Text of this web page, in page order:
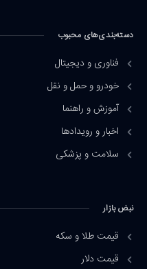
دسته‌بندی‌های محبوب
فناوری و دیجیتال
خودرو و حمل و نقل
آموزش و راهنما
اخبار و رویدادها
سلامت و پزشکی
نبض بازار
قیمت طلا و سکه
قیمت دلار